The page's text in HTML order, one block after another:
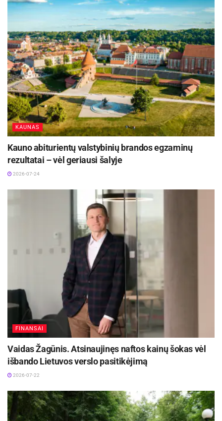
geriausiai įvertintas ketvirtus metus paeiliui, o
EV6 ir „Carnival“ – trečius. Antrą kartą iš eilės
savo segmentuose nugalėjo „BMW iX“, „BMW
X4“, „Genesis GV60“, „Kia Forte“, „MINI
Countryman“, „Nissan Titan“, „Lexus RX“ ir
„Range Rover“ modeliai.
Žymos: Automobiliai Elektromobiliai
KAUNAS
Kauno abiturientų valstybinių brandos egzaminų
rezultatai – vėl geriausi šalyje
2026-07-24
FINANSAI
Vaidas Žagūnis. Atsinaujinęs naftos kainų šokas vėl
išbando Lietuvos verslo pasitikėjimą
2026-07-22